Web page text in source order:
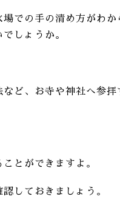
での手の清め方がわ
しょうか。
ど、お寺や神社へ参拝
とができますよ。
しておきましょう。